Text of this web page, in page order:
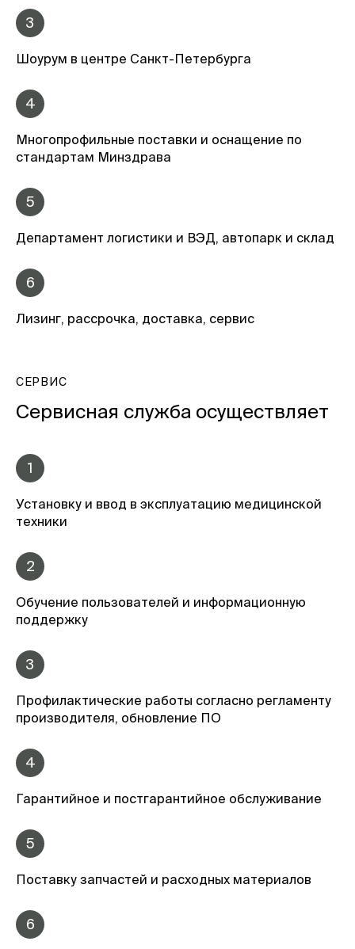
3
Шоурум в центре Санкт-Петербурга
4
Многопрофильные поставки и оснащение по
стандартам Минздрава
5
Департамент логистики и ВЭД, автопарк и склад
6
Лизинг, рассрочка, доставка, сервис
СЕРВИС
Сервисная служба осуществляет
1
Установку и ввод в эксплуатацию медицинской
техники
2
Обучение пользователей и информационную
поддержку
3
Профилактические работы согласно регламенту
производителя, обновление ПО
4
Гарантийное и постгарантийное обслуживание
5
Поставку запчастей и расходных материалов
6